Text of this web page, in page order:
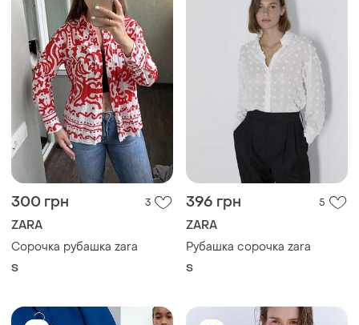
300 грн
ZARA
Сорочка рубашка zara
S
5
Рубашка сорочка zara
S